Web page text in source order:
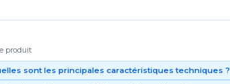
produit
sont les principales caractéristiques techniques ?